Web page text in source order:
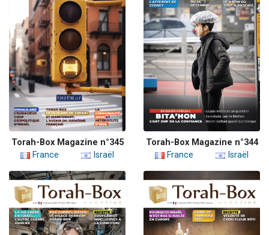
Torah-Box Magazine n°345
France
Israël
Torah-Box Magazine n°344
France
Israël